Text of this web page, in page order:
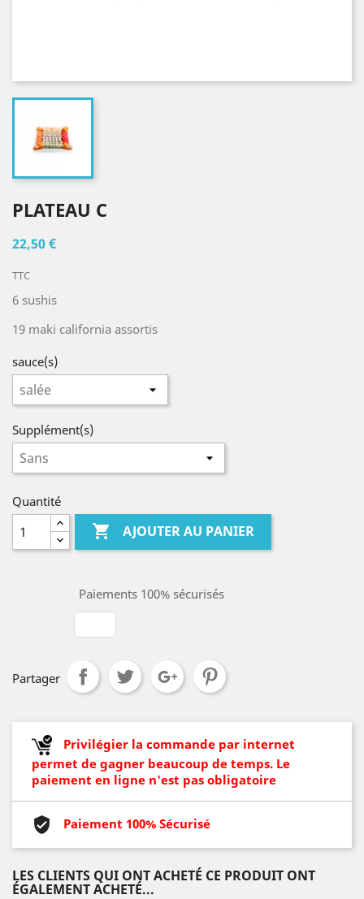
PLATEAU C
22,50 €
TTC
6 sushis
19 maki california assortis
sauce(s)
Supplément(s)
Quantité
 AJOUTER AU PANIER
Paiements 100% sécurisés
Partager
Privilégier la commande par internet
permet de gagner beaucoup de temps. Le
paiement en ligne n'est pas obligatoire
Paiement 100% Sécurisé
LES CLIENTS QUI ONT ACHETÉ CE PRODUIT ONT
ÉGALEMENT ACHETÉ...